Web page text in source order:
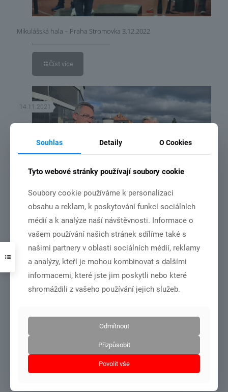
Mikulášská hala – Praha Stromovka 3.12.2022
Číst více
14.11.2021
MČR družstev v roce 2022 bude v Chebu.
Číst více
Souhlas Detaily O Cookies
Tyto webové stránky používají soubory cookie
Soubory cookie používáme k personalizaci
obsahu a reklam, k poskytování funkcí sociálních
médií a k analýze naší návštěvnosti. Informace o
vašem používání našich stránek sdílíme také s
našimi partnery v oblasti sociálních médií, reklamy
a analýzy, kteří je mohou kombinovat s dalšími
informacemi, které jste jim poskytli nebo které
shromáždili z vašeho používání jejich služeb.
Odmítnout
Přizpůsobit
Povolit vše